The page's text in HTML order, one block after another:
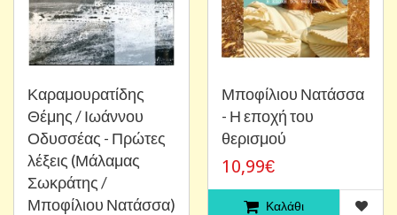
Καραμουρατίδης
Θέμης / Ιωάννου
Οδυσσέας - Πρώτες
λέξεις (Μάλαμας
Σωκράτης /
Μποφίλιου Νατάσσα)
Μποφίλιου Νατάσσα
- Η εποχή του
θερισμού
10,99€
Καλάθι